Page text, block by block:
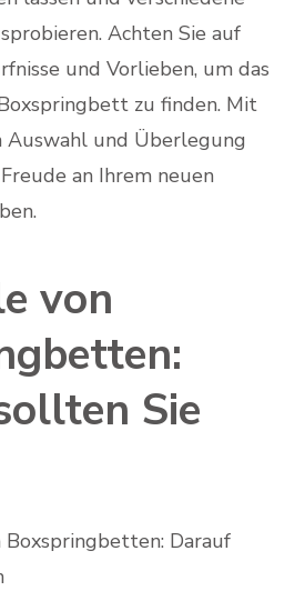
Achten Sie auf
und Vorlieben, um das
zu finden. Mit
Auswahl und Überlegung
an Ihrem neuen
von
Sie
Boxspringbetten: Darauf